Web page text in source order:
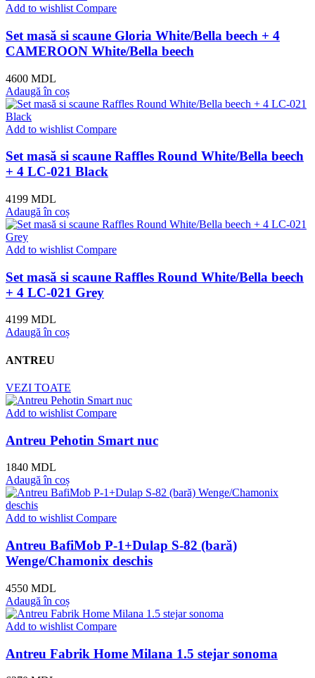
Add to wishlist Compare
Set masă si scaune Gloria White/Bella beech + 4
CAMEROON White/Bella beech
4600 MDL
Adaugă în coș
Add to wishlist Compare
Set masă si scaune Raffles Round White/Bella beech
+ 4 LC-021 Black
4199 MDL
Adaugă în coș
Add to wishlist Compare
Set masă si scaune Raffles Round White/Bella beech
+ 4 LC-021 Grey
4199 MDL
Adaugă în coș
ANTREU
VEZI TOATE
Add to wishlist Compare
Antreu Pehotin Smart nuc
1840 MDL
Adaugă în coș
Add to wishlistCompare
Antreu BafiMob P-1+Dulap S-82 (bară)
Wenge/Chamonix deschis
4550 MDL
Adaugă în coș
Add to wishlist Compare
Antreu Fabrik Home Milana 1.5 stejar sonoma